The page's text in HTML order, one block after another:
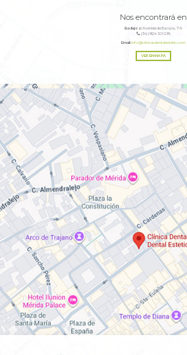
Nos encontrará en
Badajoz:Avenida de Europa, 7A
(34) 924 101 018
Email:info@clinicasdentalestetic.com
VER EN MAPA